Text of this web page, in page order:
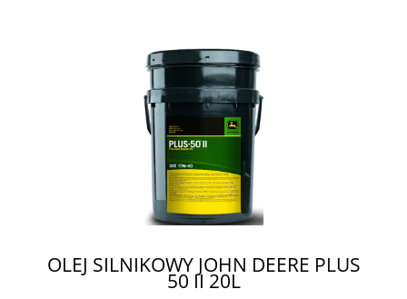
OLEJ SILNIKOWY JOHN DEERE PLUS
50 II 20L